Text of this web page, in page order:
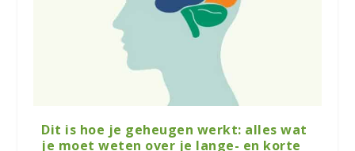
Dit is hoe je geheugen werkt: alles wat
je moet weten over je lange- en korte